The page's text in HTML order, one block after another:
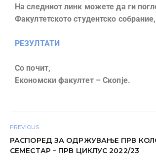
На следниот линк мoжете да ги
Факултетското студентско
РЕЗУЛТАТИ
Со почит,
Економски факултет – Скопје.
PREVIOUS
РАСПОРЕД ЗА ОДРЖУВАЊЕ ПРВ
СЕМЕСТАР – ПРВ ЦИКЛУС 2022/23